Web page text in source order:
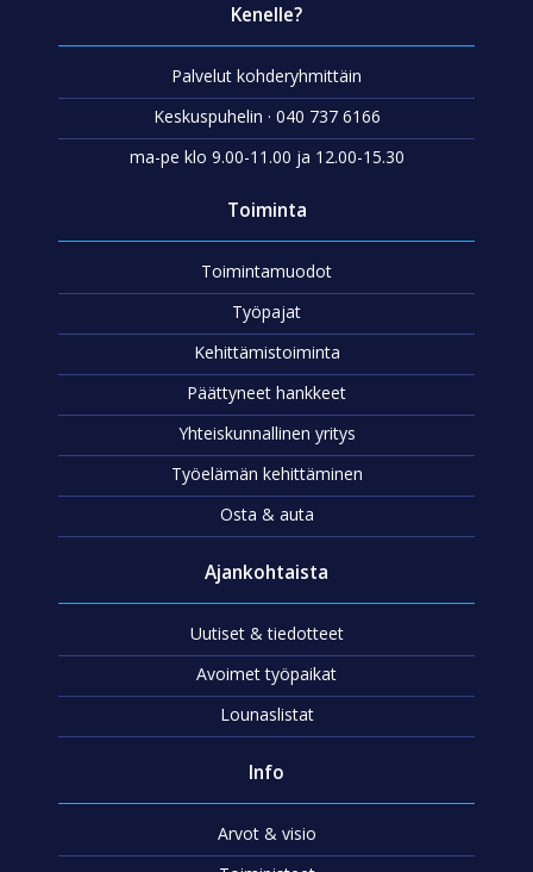
Kenelle?
Palvelut kohderyhmittäin
Keskuspuhelin · 040 737 6166
ma-pe klo 9.00-11.00 ja 12.00-15.30
Toiminta
Toimintamuodot
Työpajat
Kehittämistoiminta
Päättyneet hankkeet
Yhteiskunnallinen yritys
Työelämän kehittäminen
Osta & auta
Ajankohtaista
Uutiset & tiedotteet
Avoimet työpaikat
Lounaslistat
Info
Arvot & visio